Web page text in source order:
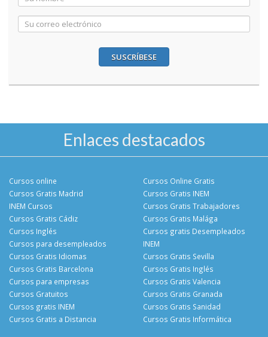
SUSCRÍBESE
Enlaces destacados
Cursos online
Cursos Gratis Madrid
INEM Cursos
Cursos Gratis Cádiz
Cursos Online Gratis
Cursos Gratis INEM
Cursos Gratis Trabajadores
Cursos Gratis Malága
Cursos Inglés
Cursos para desempleados
Cursos Gratis Idiomas
Cursos Gratis Barcelona
Cursos gratis Desempleados
INEM
Cursos Gratis Sevilla
Cursos Gratis Inglés
Cursos para empresas
Cursos Gratuitos
Cursos gratis INEM
Cursos Gratis a Distancia
Cursos Gratis Valencia
Cursos Gratis Granada
Cursos Gratis Sanidad
Cursos Gratis Informática